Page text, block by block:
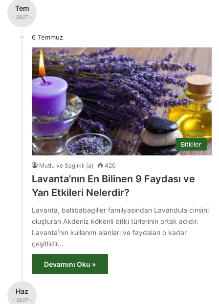
Tem
- 2017 -
6 Temmuz
Bitkiler
Mutlu ve Sağlıklı (a) 420
Lavanta’nın En Bilinen 9 Faydası ve
Yan Etkileri Nelerdir?
Lavanta, ballıbabagiller familyasından Lavandula cinsini
oluşturan Akdeniz kökenli bitki türlerinin ortak adıdır.
Lavanta’nın kullanım alanları ve faydaları o kadar
çeşitlidir…
Devamını Oku »
Haz
- 2017 -